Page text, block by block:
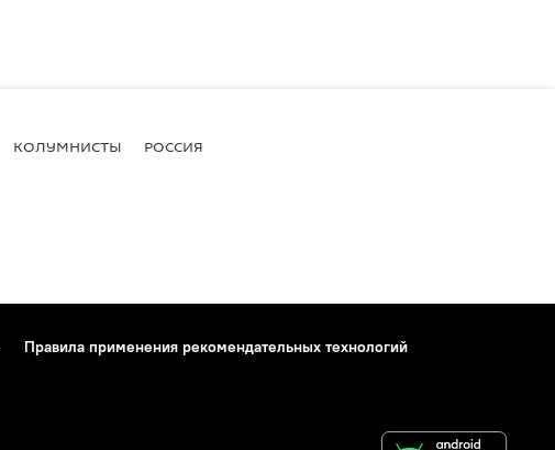
КОЛУМНИСТЫ РОССИЯ
Правила применения рекомендательных технологий